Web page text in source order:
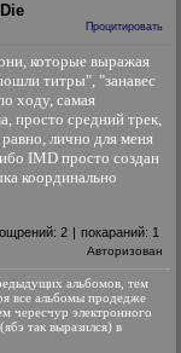
Процитировать
которые выражая
титры", "занавес
ходу, самая
просто средний трек,
лично для меня
IMD просто создан
координально
2 | покараний: 1
Авторизован
альбомов, тем
все альбомы продедже
чересчур электронного
так выразился) в